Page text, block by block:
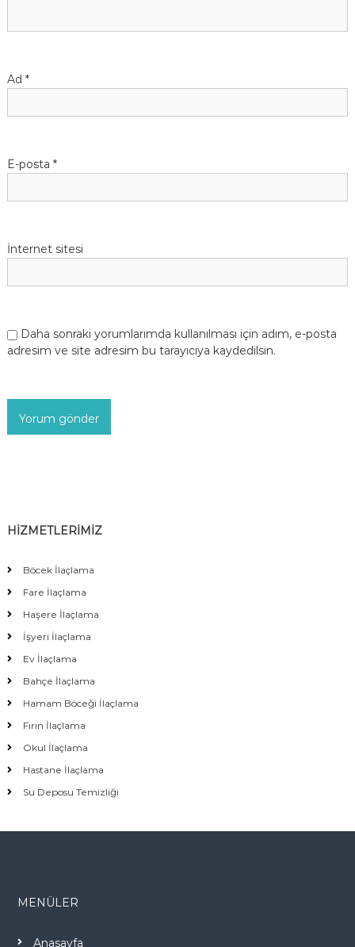
Ad *
E-posta *
İnternet sitesi
Daha sonraki yorumlarımda kullanılması için adım, e-posta
adresim ve site adresim bu tarayıcıya kaydedilsin.
HİZMETLERİMİZ
Böcek İlaçlama
Fare İlaçlama
Haşere İlaçlama
İşyeri İlaçlama
Ev İlaçlama
Bahçe İlaçlama
Hamam Böceği İlaçlama
Fırın İlaçlama
Okul İlaçlama
Hastane İlaçlama
Su Deposu Temizliği
MENÜLER
Anasayfa